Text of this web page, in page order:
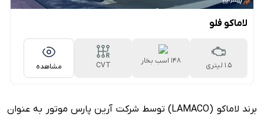
لاماکو فلو
1.5 لیتری 148 اسب بخار CVT مشاهده
برند لاماکو (LAMACO) توسط شرکت آرین پارس موتور به عنوان